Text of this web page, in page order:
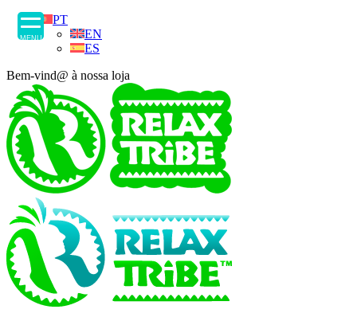
MENU
PT
EN
ES
Bem-vind@ à nossa loja